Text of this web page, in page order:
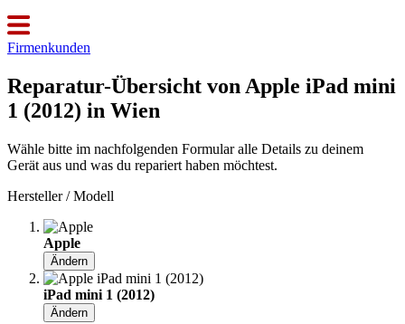
Firmenkunden
Reparatur-Übersicht von Apple iPad mini
1 (2012) in Wien
Wähle bitte im nachfolgenden Formular alle Details zu deinem
Gerät aus und was du repariert haben möchtest.
Hersteller / Modell
Apple
Ändern
iPad mini 1 (2012)
Ändern